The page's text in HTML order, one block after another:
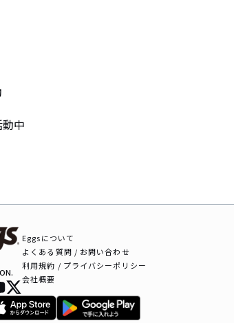
中
Eggsについて
よくある質問 / お問い合わせ
利用規約 / プライバシーポリシー
会社概要